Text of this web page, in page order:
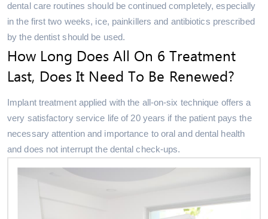
dental care routines should be continued completely, especially
in the first two weeks, ice, painkillers and antibiotics prescribed
by the dentist should be used.
How Long Does All On 6 Treatment
Last, Does It Need To Be Renewed?
Implant treatment applied with the all-on-six technique offers a
very satisfactory service life of 20 years if the patient pays the
necessary attention and importance to oral and dental health
and does not interrupt the dental check-ups.